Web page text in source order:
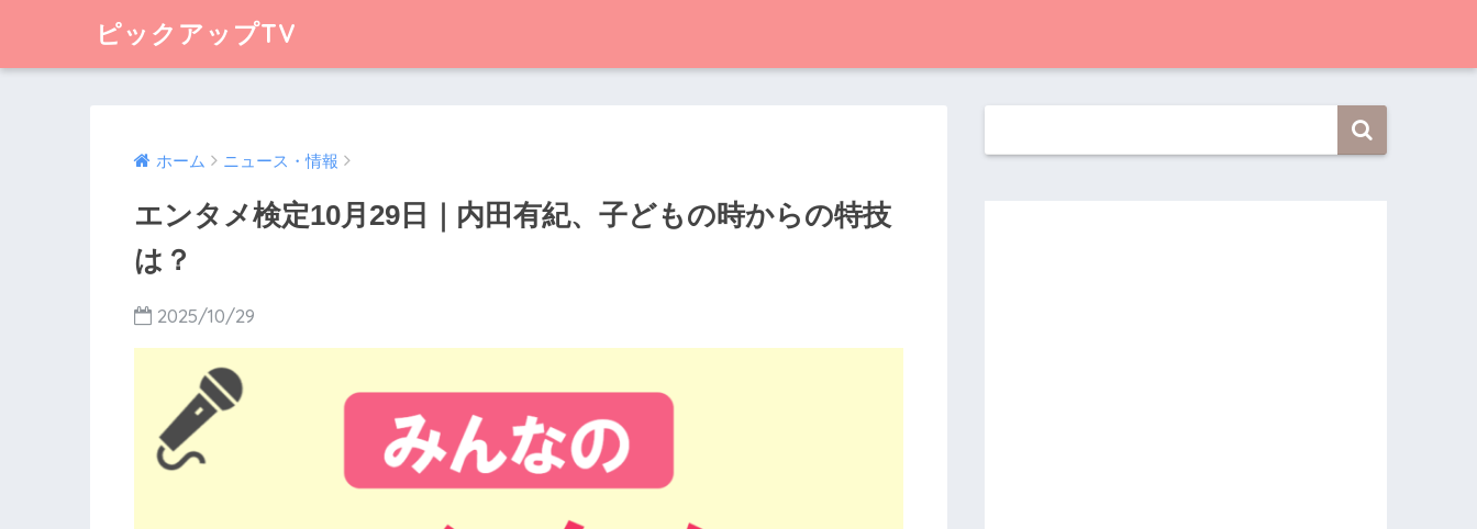
ピックアップTV
ホーム ニュース・情報
エンタメ検定10月29日｜内田有紀、子どもの時からの特技
は？
2025/10/29